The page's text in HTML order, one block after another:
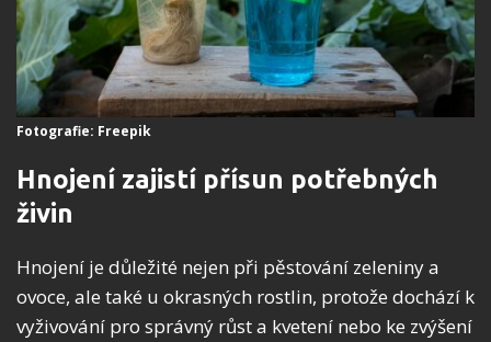
Fotografie: Freepik
Hnojení zajistí přísun potřebných
živin
Hnojení je důležité nejen při pěstování zeleniny a
ovoce, ale také u okrasných rostlin, protože dochází k
vyživování pro správný růst a kvetení nebo ke zvýšení